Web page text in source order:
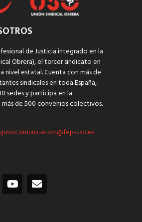
de Justicia integrado en la
Obrera), el tercer sindicato en
nivel estatal. Cuenta con más de
sindicales en toda España,
sedes y participa en la
de 500 convenios colectivos.
uso.es